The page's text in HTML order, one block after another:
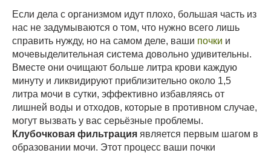
Если дела с организмом идут плохо, большая часть из
нас не задумываются о том, что нужно всего лишь
справить нужду, но на самом деле, ваши почки и
мочевыделительная система довольно удивительны.
Вместе они очищают больше литра крови каждую
минуту и ликвидируют приблизительно около 1,5
литра мочи в сутки, эффективно избавляясь от
лишней воды и отходов, которые в противном случае,
могут вызвать у вас серьёзные проблемы.
Клубочковая фильтрация является первым шагом в
образовании мочи. Этот процесс ваши почки